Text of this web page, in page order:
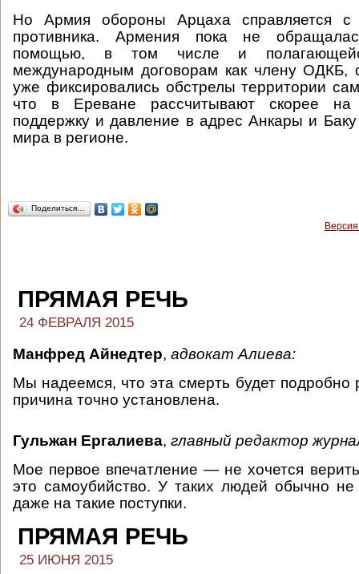
Но Армия обороны Арцаха справляется с
противника. Армения пока не
помощью, в том числе и
международным договорам как члену ОДКБ,
уже фиксировались обстрелы территории
что в Ереване рассчитывают скорее на
поддержку и давление в адрес Анкары и
мира в регионе.
Поделиться…
ПРЯМАЯ РЕЧЬ
24 ФЕВРАЛЯ 2015
Манфред Айнедтер, адвокат Алиева:
Мы надеемся, что эта смерть будет подробно
причина точно установлена.
Гульжан Ергалиева, главный редактор
Мое первое впечатление — не хочется
это самоубийство. У таких людей обычно не
даже на такие поступки.
ПРЯМАЯ РЕЧЬ
25 ИЮНЯ 2015